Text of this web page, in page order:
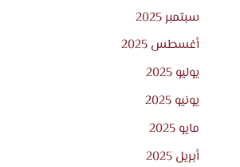
سبتمبر 2025
أغسطس 2025
يوليو 2025
يونيو 2025
مايو 2025
أبريل 2025